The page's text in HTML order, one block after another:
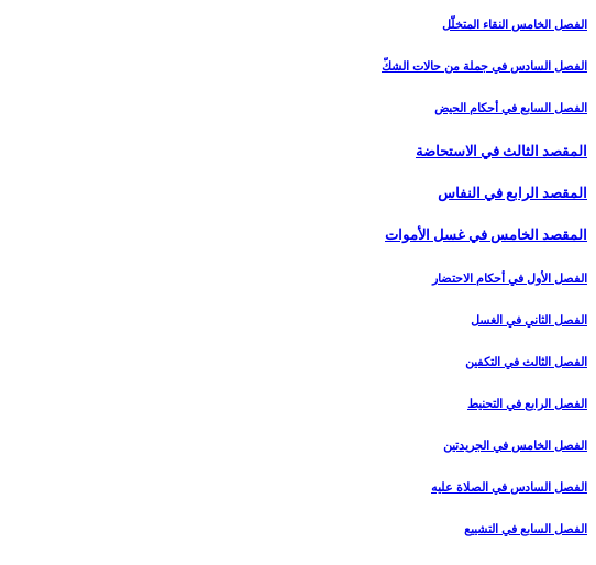
الفصل الخامس النقاء المتخلّل‏
الفصل السادس في جملة من حالات الشكّ‏
الفصل السابع في أحكام الحيض
المقصد الثالث في الاستحاضة
المقصد الرابع في النفاس‏
المقصد الخامس في غسل الأموات‏
الفصل الأول في أحكام الاحتضار
الفصل الثاني في الغسل
الفصل الثالث في التكفين
الفصل الرابع‏ في التحنيط
الفصل الخامس في الجريدتين
الفصل السادس في الصلاة عليه
الفصل السابع في التشييع